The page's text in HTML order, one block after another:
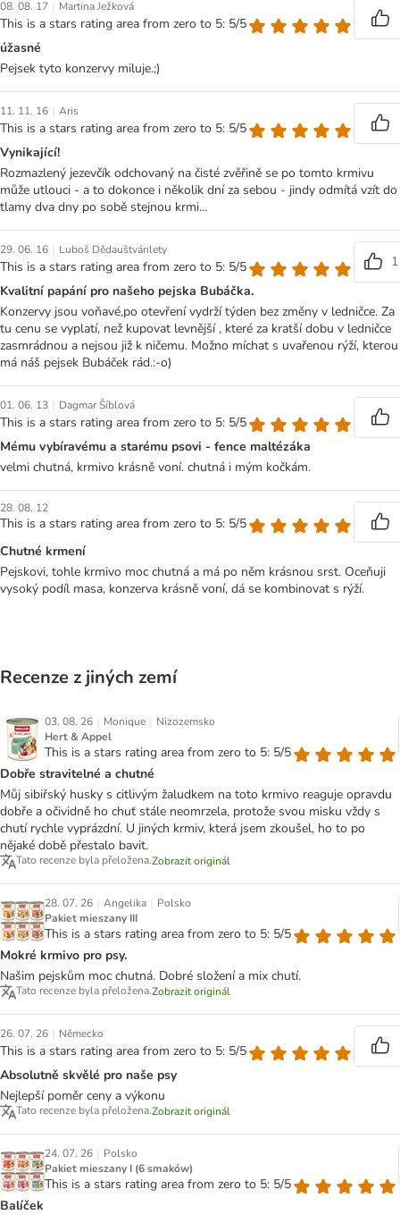
08. 08. 17 | Martina Ježková
This is a stars rating area from zero to 5: 5/5
úžasné
Pejsek tyto konzervy miluje.;)
11. 11. 16 | Aris
This is a stars rating area from zero to 5: 5/5
Vynikající!
Rozmazlený jezevčík odchovaný na čisté zvěřině se po tomto krmivu
může utlouci - a to dokonce i několik dní za sebou - jindy odmítá vzít do
tlamy dva dny po sobě stejnou krmi...
29. 06. 16 | Luboš Dědauštvánlety
This is a stars rating area from zero to 5: 5/5
1
Kvalitní papání pro našeho pejska Bubáčka.
Konzervy jsou voňavé,po otevření vydrží týden bez změny v ledničce. Za
tu cenu se vyplatí, než kupovat levnější , které za kratší dobu v ledničce
zasmrádnou a nejsou již k ničemu. Možno míchat s uvařenou rýží, kterou
má náš pejsek Bubáček rád.:-o)
01. 06. 13 | Dagmar Šíblová
This is a stars rating area from zero to 5: 5/5
Mému vybíravému a starému psovi - fence maltézáka
velmi chutná, krmivo krásně voní. chutná i mým kočkám.
28. 08. 12
This is a stars rating area from zero to 5: 5/5
Chutné krmení
Pejskovi, tohle krmivo moc chutná a má po něm krásnou srst. Oceňuji
vysoký podíl masa, konzerva krásně voní, dá se kombinovat s rýží.
Recenze z jiných zemí
03. 08. 26 | Monique | Nizozemsko
Hert & Appel
This is a stars rating area from zero to 5: 5/5
Dobře stravitelné a chutné
Můj sibiřský husky s citlivým žaludkem na toto krmivo reaguje opravdu
dobře a očividně ho chuť stále neomrzela, protože svou misku vždy s
chutí rychle vyprázdní. U jiných krmiv, která jsem zkoušel, ho to po
nějaké době přestalo bavit.
Tato recenze byla přeložena.Zobrazit originál
28. 07. 26 | Angelika | Polsko
Pakiet mieszany III
This is a stars rating area from zero to 5: 5/5
Mokré krmivo pro psy.
Našim pejskům moc chutná. Dobré složení a mix chutí.
Tato recenze byla přeložena.Zobrazit originál
26. 07. 26 | Německo
This is a stars rating area from zero to 5: 5/5
Absolutně skvělé pro naše psy
Nejlepší poměr ceny a výkonu
Tato recenze byla přeložena.Zobrazit originál
24. 07. 26 | Polsko
Pakiet mieszany I (6 smaków)
This is a stars rating area from zero to 5: 5/5
Balíček